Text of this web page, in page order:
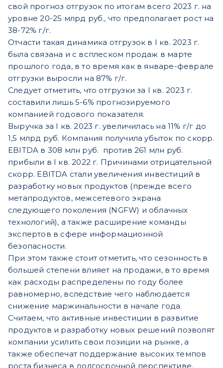
свой прогноз отгрузок по итогам всего 2023 г. на
уровне 20-25 млрд руб., что предполагает рост на
38-72% г/г.
Отчасти такая динамика отгрузок в I кв. 2023 г.
была связана и с всплеском продаж в марте
прошлого года, в то время как в январе-феврале
отгрузки выросли на 87% г/г.
Следует отметить, что отгрузки за I кв. 2023 г.
составили лишь 5-6% прогнозируемого
компанией годового показателя.
Выручка за I кв. 2023 г. увеличилась на 11% г/г до
1,5 млрд руб. Компания получила убыток по скорр.
EBITDA в 308 млн руб. против 261 млн руб.
прибыли в I кв. 2022 г. Причинами отрицательной
скорр. EBITDA стали увеличения инвестиций в
разработку новых продуктов (прежде всего
метапродуктов, межсетевого экрана
следующего поколения (NGFW) и облачных
технологий), а также расширение команды
экспертов в сфере информационной
безопасности.
При этом также стоит отметить, что сезонность в
большей степени влияет на продажи, в то время
как расходы распределены по году более
равномерно, вследствие чего наблюдается
снижение маржинальности в начале года.
Считаем, что активные инвестиции в развитие
продуктов и разработку новых решений позволят
компании усилить свои позиции на рынке, а
также обеспечат поддержание высоких темпов
роста бизнеса в долгосрочной перспективе.